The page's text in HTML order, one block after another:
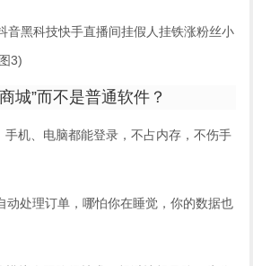
城”而不是普通软件？
手机、电脑都能登录，不占内存，不伤手
动处理订单，哪怕你在睡觉，你的数据也